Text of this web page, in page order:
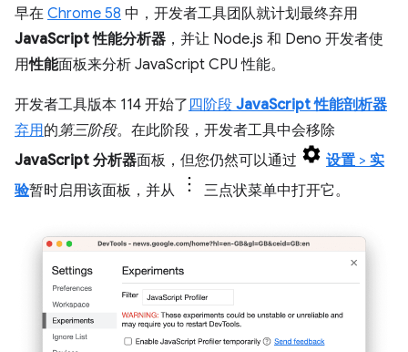
早在 Chrome 58 中，开发者工具团队就计划最终弃用
JavaScript 性能分析器 ，并让 Node.js 和 Deno 开发者使
用性能面板来分析 JavaScript CPU 性能。
开发者工具版本 114 开始了 四阶段 JavaScript 性能剖析器
弃用的第三阶段。在此阶段，开发者工具中会移除
JavaScript 分析器面板，但您仍然可以通过 设置 > 实
验暂时启用该面板，并从 三点状菜单中打开它。